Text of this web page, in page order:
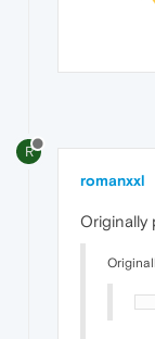
R
romanxxl
Originally